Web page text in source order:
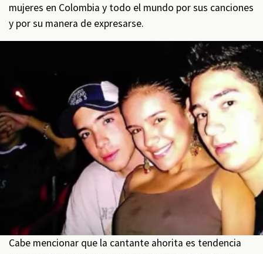
mujeres en Colombia y todo el mundo por sus canciones
y por su manera de expresarse.
Cabe mencionar que la cantante ahorita es tendencia